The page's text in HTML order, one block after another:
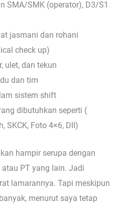
SMA/SMK (operator), D3/S1
jasmani dan rohani
check up)
ulet, dan tekun
dan tim
sistem shift
dibutuhkan seperti (
SKCK, Foto 4×6, Dll)
hampir serupa dengan
PT yang lain. Jadi
lamarannya. Tapi meskipun
menurut saya tetap